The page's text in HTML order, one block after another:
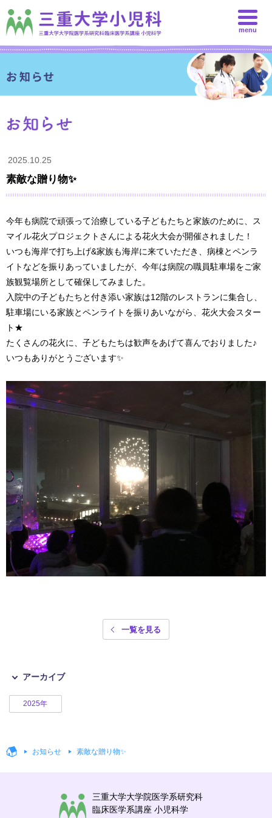
menu
2025.10.25
素敵な贈り物✨
今年も病院で頑張って治療している子どもたちと家族のために、ス
マイル花火プロジェクトさんによる花火大会が開催されました！
いつも海岸で打ち上げ&家族も海岸に来ていただき、病棟とペンラ
イトなどを振りあっていましたが、今年は病院の職員駐車場をご家
族観覧場所として確保してみました。
入院中の子どもたちと付き添い家族は12階のレストランに集合し、
駐車場にいる家族とペンライトを振りあいながら、花火大会スター
ト★
たくさんの花火に、子どもたちは歓声をあげて喜んでおりました♪
いつもありがとうございます✨
一覧を見る
アーカイブ
2025年
お知らせ 素敵な贈り物✨
三重大学大学院医学系研究科
臨床医学系講座 小児科学